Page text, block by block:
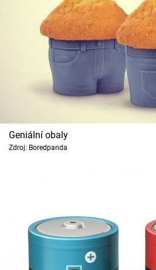
Geniální obaly
Zdroj: Boredpanda